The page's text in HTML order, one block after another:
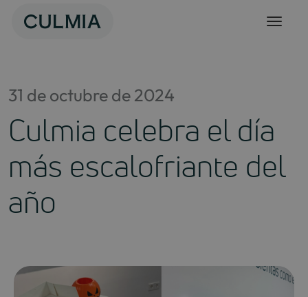
31 de octubre de 2024
Culmia celebra el día
más escalofriante del
año